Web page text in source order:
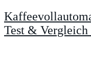
Test & Vergleich